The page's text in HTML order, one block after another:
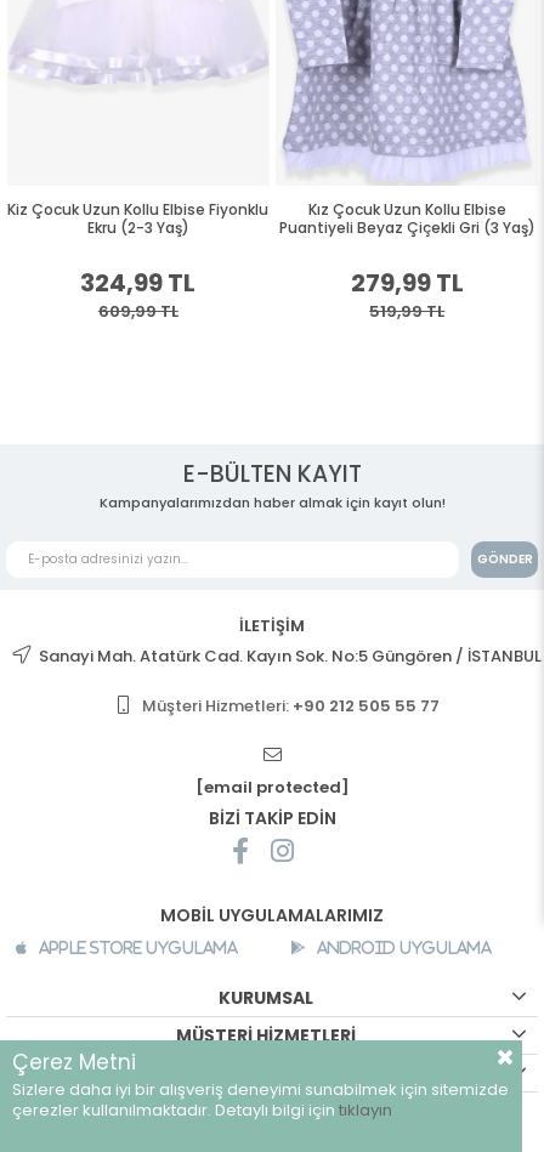
Kiz Çocuk Uzun Kollu Elbise Fiyonklu
Ekru (2-3 Yaş)
324,99 TL
609,99 TL
Kız Çocuk Uzun Kollu Elbise
Puantiyeli Beyaz Çiçekli Gri (3 Yaş)
279,99 TL
519,99 TL
E-BÜLTEN KAYIT
Kampanyalarımızdan haber almak için kayıt olun!
GÖNDER
İLETİŞİM
Sanayi Mah. Atatürk Cad. Kayın Sok. No:5 Güngören / İSTANBUL
Müşteri Hizmetleri: +90 212 505 55 77
[email protected]
BİZİ TAKİP EDİN
MOBİL UYGULAMALARIMIZ
Apple Store Uygulama Android Uygulama
KURUMSAL
MÜŞTERİ HİZMETLERİ
©breeze.com.tr - Tüm hakları saklıdır.
Çerez Metni
Sizlere daha iyi bir alışveriş deneyimi sunabilmek için sitemizde
çerezler kullanılmaktadır. Detaylı bilgi için tıklayın